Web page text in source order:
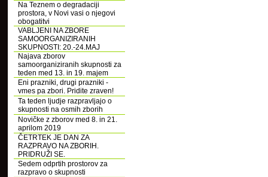
Na Teznem o degradaciji
prostora, v Novi vasi o njegovi
obogatitvi
VABLJENI NA ZBORE
SAMOORGANIZIRANIH
SKUPNOSTI: 20.-24.MAJ
Najava zborov
samoorganiziranih skupnosti za
teden med 13. in 19. majem
Eni prazniki, drugi prazniki -
vmes pa zbori. Pridite zraven!
Ta teden ljudje razpravljajo o
skupnosti na osmih zborih
Novičke z zborov med 8. in 21.
aprilom 2019
ČETRTEK JE DAN ZA
RAZPRAVO NA ZBORIH.
PRIDRUŽI SE.
Sedem odprtih prostorov za
razpravo o skupnosti